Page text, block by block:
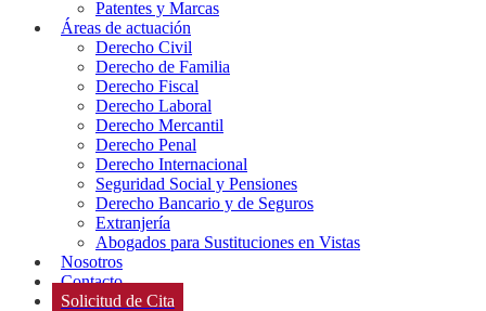
Patentes y Marcas
Áreas de actuación
Derecho Civil
Derecho de Familia
Derecho Fiscal
Derecho Laboral
Derecho Mercantil
Derecho Penal
Derecho Internacional
Seguridad Social y Pensiones
Derecho Bancario y de Seguros
Extranjería
Abogados para Sustituciones en Vistas
Nosotros
Contacto
Solicitud de Cita